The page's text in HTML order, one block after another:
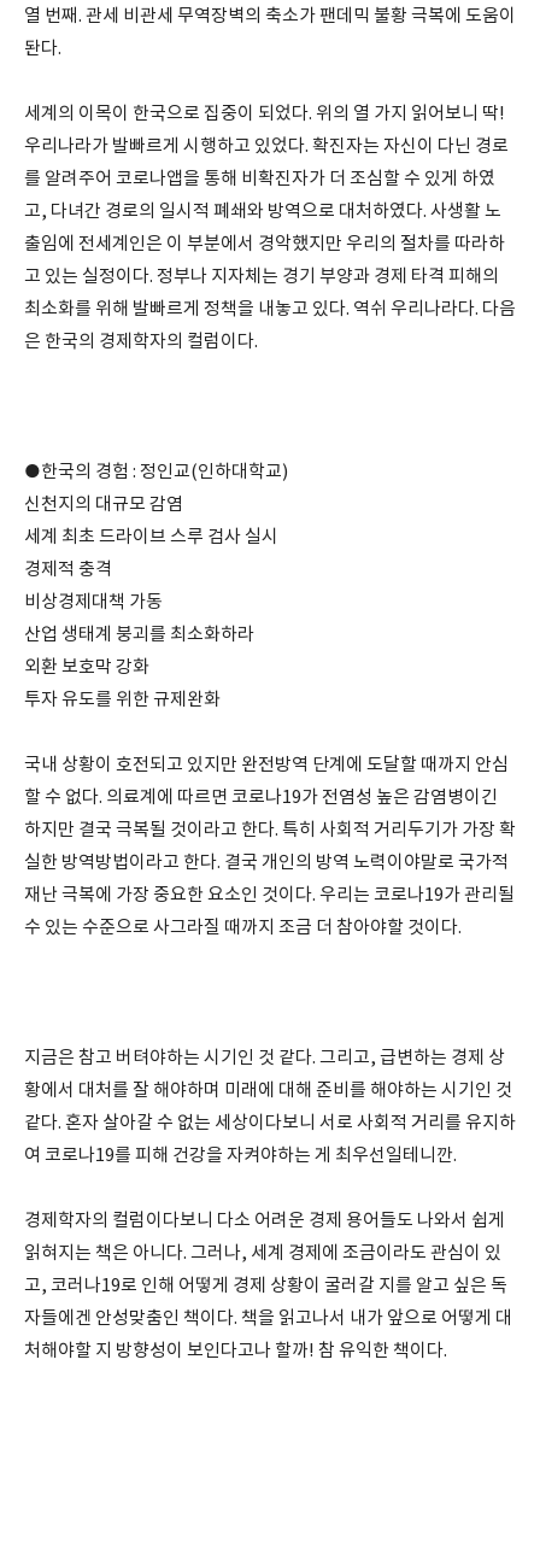
열 번째. 관세 비관세 무역장벽의 축소가 팬데믹 불황 극복에 도움이
돤다.
세계의 이목이 한국으로 집중이 되었다. 위의 열 가지 읽어보니 딱!
우리나라가 발빠르게 시행하고 있었다. 확진자는 자신이 다닌 경로
를 알려주어 코로나앱을 통해 비확진자가 더 조심할 수 있게 하였
고, 다녀간 경로의 일시적 폐쇄와 방역으로 대처하였다. 사생활 노
출임에 전세계인은 이 부분에서 경악했지만 우리의 절차를 따라하
고 있는 실정이다. 정부나 지자체는 경기 부양과 경제 타격 피해의
최소화를 위해 발빠르게 정책을 내놓고 있다. 역쉬 우리나라다. 다음
은 한국의 경제학자의 컬럼이다.
●한국의 경험 : 정인교(인하대학교)
신천지의 대규모 감염
세계 최초 드라이브 스루 검사 실시
경제적 충격
비상경제대책 가동
산업 생태계 붕괴를 최소화하라
외환 보호막 강화
투자 유도를 위한 규제완화
국내 상황이 호전되고 있지만 완전방역 단계에 도달할 때까지 안심
할 수 없다. 의료계에 따르면 코로나19가 전염성 높은 감염병이긴
하지만 결국 극복될 것이라고 한다. 특히 사회적 거리두기가 가장 확
실한 방역방법이라고 한다. 결국 개인의 방역 노력이야말로 국가적
재난 극복에 가장 중요한 요소인 것이다. 우리는 코로나19가 관리될
수 있는 수준으로 사그라질 때까지 조금 더 참아야할 것이다.
지금은 참고 버텨야하는 시기인 것 같다. 그리고, 급변하는 경제 상
황에서 대처를 잘 해야하며 미래에 대해 준비를 해야하는 시기인 것
같다. 혼자 살아갈 수 없는 세상이다보니 서로 사회적 거리를 유지하
여 코로나19를 피해 건강을 자켜야하는 게 최우선일테니깐.
경제학자의 컬럼이다보니 다소 어려운 경제 용어들도 나와서 쉽게
읽혀지는 책은 아니다. 그러나, 세계 경제에 조금이라도 관심이 있
고, 코러나19로 인해 어떻게 경제 상황이 굴러갈 지를 알고 싶은 독
자들에겐 안성맞춤인 책이다. 책을 읽고나서 내가 앞으로 어떻게 대
처해야할 지 방향성이 보인다고나 할까! 참 유익한 책이다.